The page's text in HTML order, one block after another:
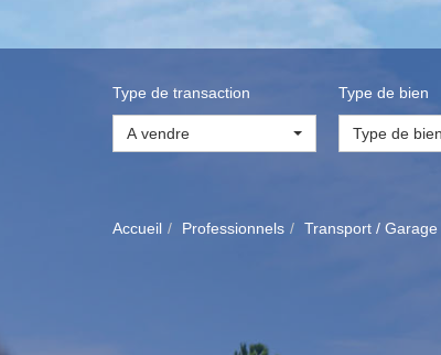
Type de transaction
A vendre
Type de bien
Type de bien
Accueil Professionnels Transport / Garage